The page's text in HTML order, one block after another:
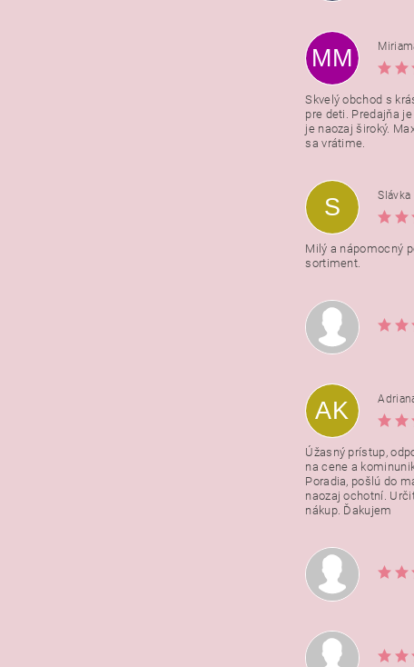
Vložením
podmienkami
MM
Skvelý obchod s
pre deti. Predajňa
je naozaj široký.
sa vrátime.
S
Slávka
Milý a nápomocný
sortiment.
AK
Úžasný prístup,
na cene a
Poradia, pošlú do
naozaj ochotní.
nákup. Ďakujem